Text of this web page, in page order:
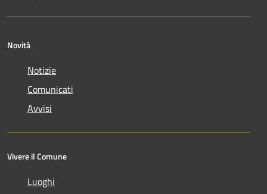
Novità
Notizie
Comunicati
Avvisi
Vivere il Comune
Luoghi